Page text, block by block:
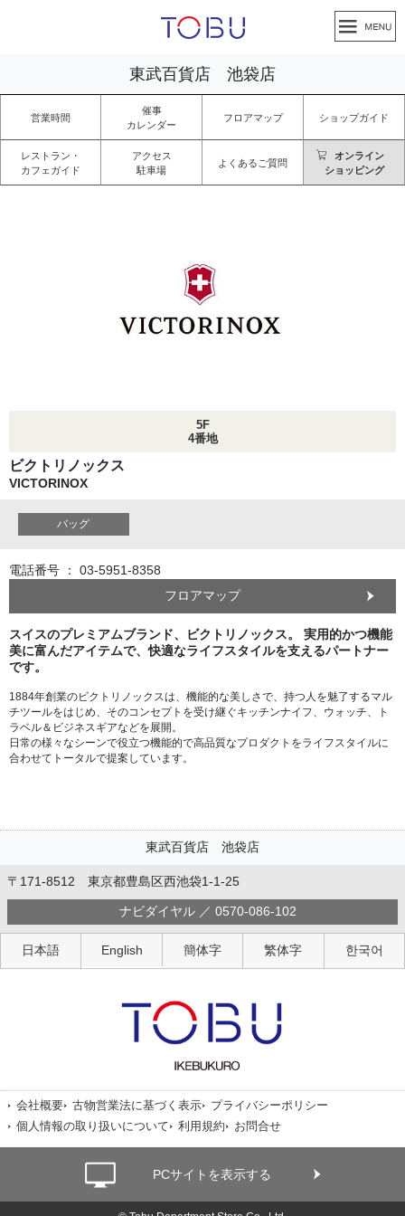
東武百貨店 池袋店
営業時間
催事
カレンダー
フロアマップ ショップガイド
レストラン・
カフェガイド
アクセス
駐車場
よくあるご質問
オンライン
ショッピング
5F
4番地
ビクトリノックス
VICTORINOX
バッグ
電話番号 ： 03-5951-8358
フロアマップ
スイスのプレミアムブランド、ビクトリノックス。 実用的かつ機能
美に富んだアイテムで、快適なライフスタイルを支えるパートナー
です。
1884年創業のビクトリノックスは、機能的な美しさで、持つ人を魅了するマル
チツールをはじめ、そのコンセプトを受け継ぐキッチンナイフ、ウォッチ、ト
ラベル＆ビジネスギアなどを展開。
日常の様々なシーンで役立つ機能的で高品質なプロダクトをライフスタイルに
合わせてトータルで提案しています。
東武百貨店 池袋店
〒171-8512 東京都豊島区西池袋1-1-25
ナビダイヤル ／ 0570-086-102
日本語 English 簡体字 繁体字 한국어
会社概要 古物営業法に基づく表示
プライバシーポリシー
個人情報の取り扱いについて
利用規約 お問合せ
PCサイトを表示する